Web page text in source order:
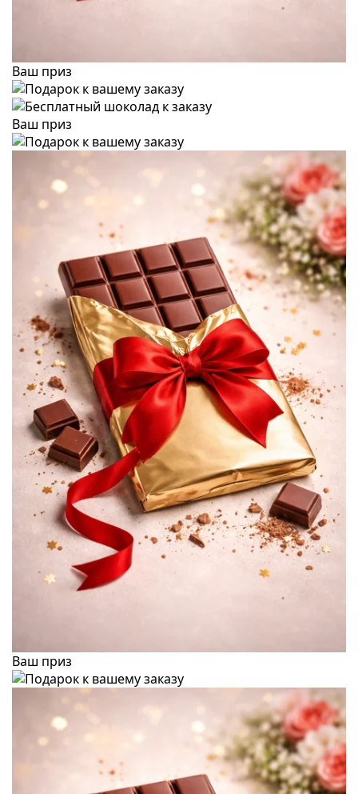
Ваш приз
Ваш приз
Ваш приз